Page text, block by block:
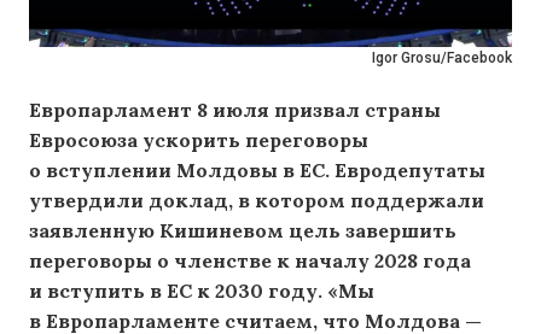
Igor Grosu /Facebook
Европарламент 8 июля призвал страны
Евросоюза ускорить переговоры
о вступлении Молдовы в ЕС. Евродепутаты
утвердили доклад, в котором поддержали
заявленную Кишиневом цель завершить
переговоры о членстве к началу 2028 года
и вступить в ЕС к 2030 году. «Мы
в Европарламенте считаем, что Молдова —